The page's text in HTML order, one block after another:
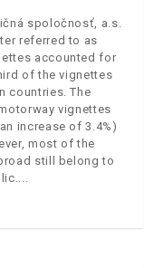
spoločnosť, a.s.
referred to as
accounted for
of the vignettes
countries. The
vignettes
increase of 3.4%)
most of the
still belong to